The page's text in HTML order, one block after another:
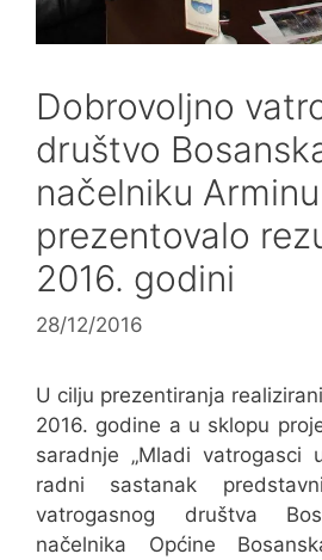
Dobrovoljno
društvo
načelniku
prezentovalo
2016. godini
28/12/2016
U cilju prezentiranja
2016. godine a u sklopu
saradnje „Mladi vatrogasci
radni sastanak
vatrogasnog društva
načelnika Općine